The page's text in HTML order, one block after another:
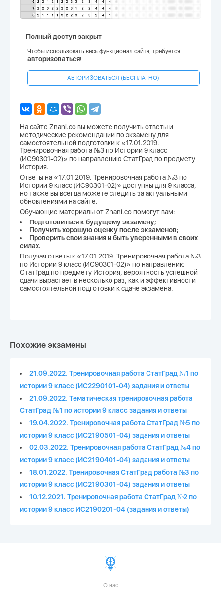
Полный доступ закрыт
Чтобы использовать весь функционал сайта, требуется
авторизоваться!
АВТОРИЗОВАТЬСЯ (БЕСПЛАТНО)
На сайте Znani.co вы можете получить ответы и
методические рекомендации по экзамену для
самостоятельной подготовки к «17.01.2019.
Тренировочная работа №3 по Истории 9 класс
(ИС90301-02)» по направлению СтатГрад по предмету
История.
Ответы на «17.01.2019. Тренировочная работа №3 по
Истории 9 класс (ИС90301-02)» доступны для 9 класса,
но также вы всегда можете следить за актуальными
обновлениями на сайте.
Обучающие материалы от Znani.co помогут вам:
Подготовиться к будущему экзамену;
Получить хорошую оценку после экзаменов;
Проверить свои знания и быть уверенными в своих
силах.
Получая ответы к «17.01.2019. Тренировочная работа №3
по Истории 9 класс (ИС90301-02)» по направлению
СтатГрад по предмету История, вероятность успешной
сдачи вырастает в несколько раз, как и эффективности
самостоятельной подготовки к сдаче экзамена.
Похожие экзамены
21.09.2022. Тренировочная работа СтатГрад №1 по
истории 9 класс (ИС2290101-04) задания и ответы
21.09.2022. Тематическая тренировочная работа
СтатГрад №1 по истории 9 класс задания и ответы
19.04.2022. Тренировочная работа СтатГрад №5 по
истории 9 класс (ИС2190501-04) задания и ответы
02.03.2022. Тренировочная работа СтатГрад №4 по
истории 9 класс (ИС2190401-04) задания и ответы
18.01.2022. Тренировочная СтатГрад работа №3 по
истории 9 класс (ИС2190301-04) задания и ответы
10.12.2021. Тренировочная работа СтатГрад №2 по
истории 9 класс ИС2190201-04 (задания и ответы)
О нас